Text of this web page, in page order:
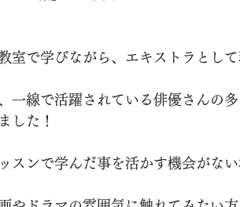
室で学びながら、エキストラとし
一線で活躍されている俳優さんの
した！
スンで学んだ事を活かす機会がな